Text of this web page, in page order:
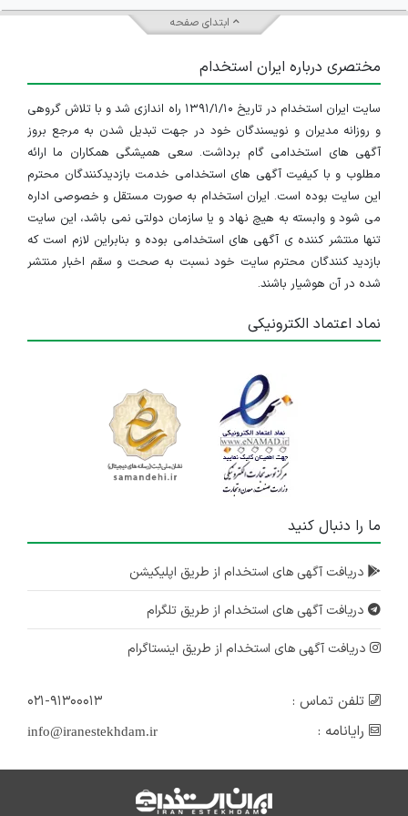
ابتدای صفحه
مختصری درباره ایران استخدام
سایت ایران استخدام در تاریخ ۱۳۹۱/۱/۱۰ راه اندازی شد و با تلاش گروهی
و روزانه مدیران و نویسندگان خود در جهت تبدیل شدن به مرجع بروز
آگهی های استخدامی گام برداشت. سعی همیشگی همکاران ما ارائه
مطلوب و با کیفیت آگهی های استخدامی خدمت بازدیدکنندگان محترم
این سایت بوده است. ایران استخدام به صورت مستقل و خصوصی اداره
می شود و وابسته به هیچ نهاد و یا سازمان دولتی نمی باشد، این سایت
تنها منتشر کننده ی آگهی های استخدامی بوده و بنابراین لازم است که
بازدید کنندگان محترم سایت خود نسبت به صحت و سقم اخبار منتشر
شده در آن هوشیار باشند.
نماد اعتماد الکترونیکی
ما را دنبال کنید
دریافت آگهی های استخدام از طریق اپلیکیشن
دریافت آگهی های استخدام از طریق تلگرام
دریافت آگهی های استخدام از طریق اینستاگرام
تلفن تماس :
۰۲۱-۹۱۳۰۰۰۱۳
رایانامه :
info@iranestekhdam.ir